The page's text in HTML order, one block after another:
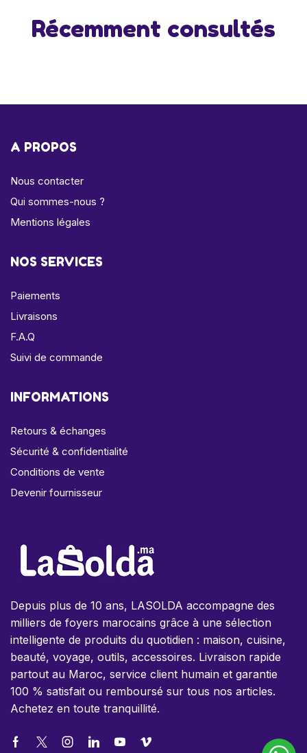
Récemment consultés
A PROPOS
Nous contacter
Qui sommes-nous ?
Mentions légales
NOS SERVICES
Paiements
Livraisons
F.A.Q
Suivi de commande
INFORMATIONS
Retours & échanges
Sécurité & confidentialité
Conditions de vente
Devenir fournisseur
Depuis plus de 10 ans, LASOLDA accompagne des
milliers de foyers marocains grâce à une sélection
intelligente de produits du quotidien : maison, cuisine,
beauté, voyage, outils, accessoires. Livraison rapide
partout au Maroc, service client humain et garantie
100 % satisfait ou remboursé sur tous nos articles.
Achetez en toute tranquillité.